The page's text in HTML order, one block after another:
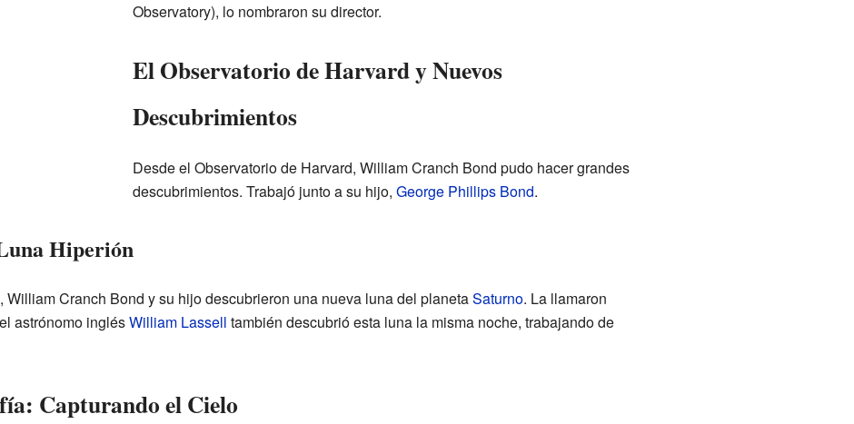
Observatory), lo nombraron su director.
El Observatorio de Harvard y Nuevos
Descubrimientos
Desde el Observatorio de Harvard, William Cranch Bond pudo hacer grandes
descubrimientos. Trabajó junto a su hijo, George Phillips Bond.
Hiperión
William Cranch Bond y su hijo descubrieron una nueva luna del planetaSaturno. La llamaron
astrónomo inglésWilliam Lassell también descubrió esta luna la misma noche, trabajando de
Capturando el Cielo